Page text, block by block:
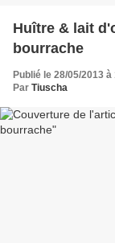
Huître & lait
bourrache
Publié le 28/05/2013 à
Par Tiuscha